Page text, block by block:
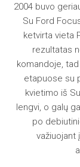
2004 buvo
Su Ford
ketvirta vieta
rezultatas
komandoje,
etapuose su
kvietimo iš
lengvi, o galų
po
važiuojant